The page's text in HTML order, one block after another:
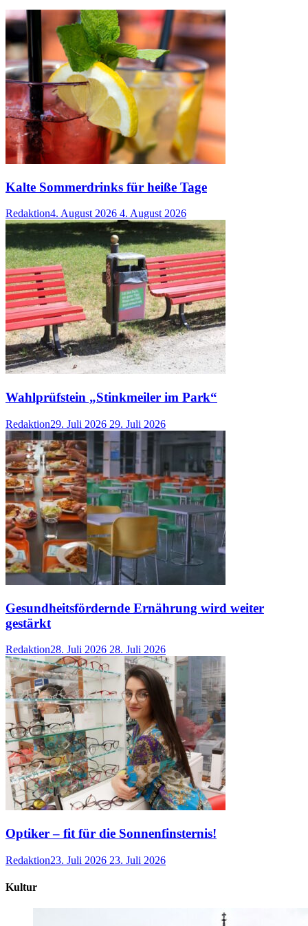
Kalte Sommerdrinks für heiße Tage
Redaktion4. August 2026 4. August 2026
Wahlprüfstein „Stinkmeiler im Park“
Redaktion29. Juli 2026 29. Juli 2026
Gesundheitsfördernde Ernährung wird weiter
gestärkt
Redaktion28. Juli 2026 28. Juli 2026
Optiker – fit für die Sonnenfinsternis!
Redaktion23. Juli 2026 23. Juli 2026
Kultur